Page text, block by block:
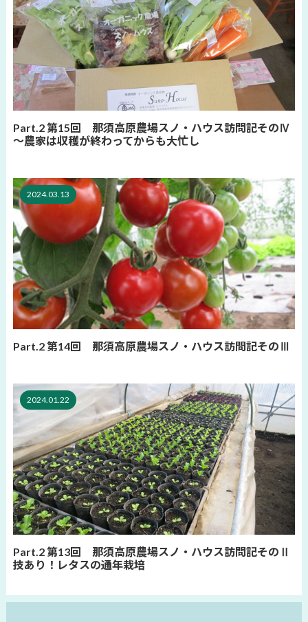
Part.2 第15回 那須高原農場スノ・ハウス訪問記そのⅣ
～農家は収穫が終わってからも大忙し
2024.03.13
Part.2 第14回 那須高原農場スノ・ハウス訪問記そのⅢ
2024.01.22
Part.2 第13回 那須高原農場スノ・ハウス訪問記そのⅡ
技あり！レタスの通年栽培